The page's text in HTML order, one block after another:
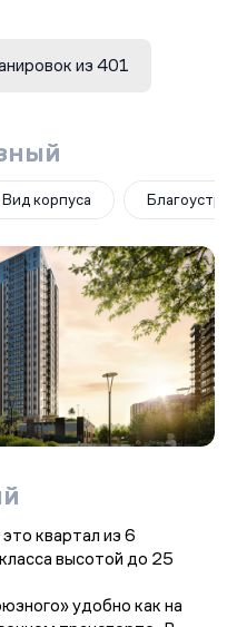
из 401
Вид корпуса
квартал из 6
высотой до 25
удобно как на